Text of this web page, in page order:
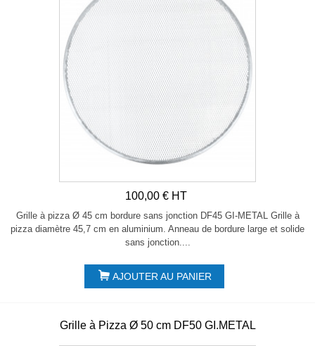
100,00 € HT
Grille à pizza Ø 45 cm bordure sans jonction DF45 GI-METAL Grille à
pizza diamètre 45,7 cm en aluminium. Anneau de bordure large et solide
sans jonction....
AJOUTER AU PANIER
Grille à Pizza Ø 50 cm DF50 GI.METAL